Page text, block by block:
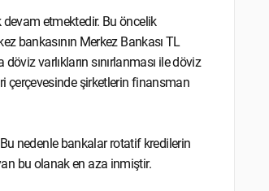
devam etmektedir. Bu öncelik
bankasının Merkez Bankası TL
varlıkların sınırlanması ile döviz
çerçevesinde şirketlerin finansman
nedenle bankalar rotatif kredilerin
bu olanak en aza inmiştir.